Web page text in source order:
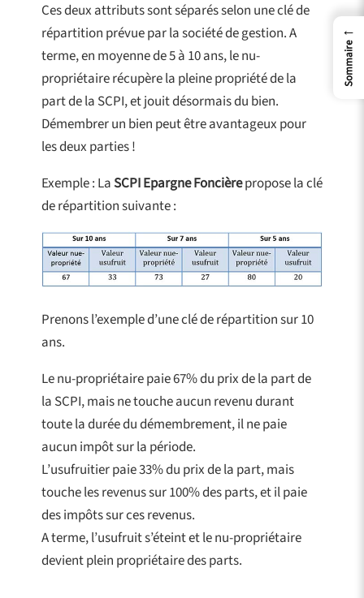
Ces deux attributs sont séparés selon une clé de
répartition prévue par la société de gestion. A
terme, en moyenne de 5 à 10 ans, le nu-
propriétaire récupère la pleine propriété de la
part de la SCPI, et jouit désormais du bien.
Démembrer un bien peut être avantageux pour
les deux parties !
Exemple : LaSCPI Epargne Foncièrepropose la clé
de répartition suivante :
Prenons l’exemple d’une clé de répartition sur 10
ans.
Le nu-propriétaire paie 67% du prix de la part de
la SCPI, mais ne touche aucun revenu durant
toute la durée du démembrement, il ne paie
aucun impôt sur la période.
L’usufruitier paie 33% du prix de la part, mais
touche les revenus sur 100% des parts, et il paie
des impôts sur ces revenus.
A terme, l’usufruit s’éteint et le nu-propriétaire
devient plein propriétaire des parts.
←
Sommaire